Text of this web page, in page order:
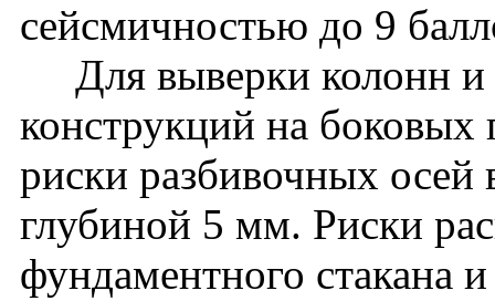
сейсмичностью до 9
Для выверки колонн
конструкций на боковых
риски разбивочных осей
глубиной 5 мм. Риски
фундаментного стакана